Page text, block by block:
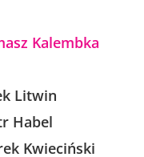
Kalembka
Litwin
Habel
Kwieciński